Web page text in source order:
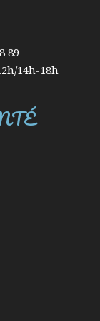
89
14h-18h